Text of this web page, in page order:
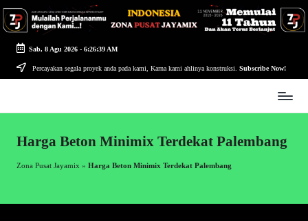
Skip
content
Sab, 8 Agu 2026- 6:26:40 AM
Percayakan segala proyek anda pada kami, Karna kami ahlinya konstruksi. Subscribe Now!
-
Ahlinya
Harga Beton Minimix Terdekat Palembang
Zona Pusat Jayamix » Harga Beton Minimix Terdekat Palembang